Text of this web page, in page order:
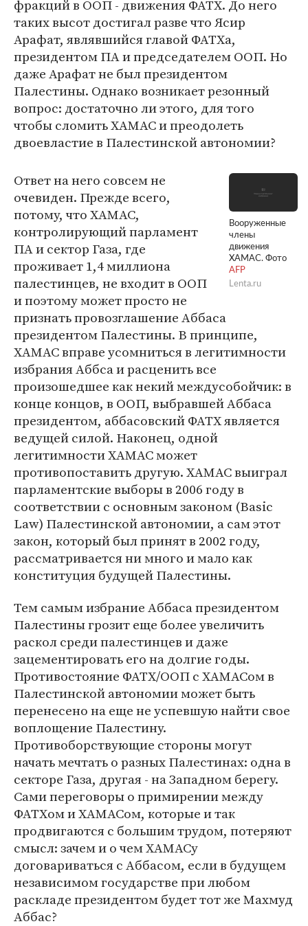
фракций в ООП - движения ФАТХ. До него
таких высот достигал разве что Ясир
Арафат, являвшийся главой ФАТХа,
президентом ПА и председателем ООП. Но
даже Арафат не был президентом
Палестины. Однако возникает резонный
вопрос: достаточно ли этого, для того
чтобы сломить ХАМАС и преодолеть
двоевластие в Палестинской автономии?
Вооруженные
члены
движения
ХАМАС. Фото
AFP
Lenta.ru
Ответ на него совсем не
очевиден. Прежде всего,
потому, что ХАМАС,
контролирующий парламент
ПА и сектор Газа, где
проживает 1,4 миллиона
палестинцев, не входит в ООП
и поэтому может просто не
признать провозглашение Аббаса
президентом Палестины. В принципе,
ХАМАС вправе усомниться в легитимности
избрания Аббса и расценить все
произошедшее как некий междусобойчик: в
конце концов, в ООП, выбравшей Аббаса
президентом, аббасовский ФАТХ является
ведущей силой. Наконец, одной
легитимности ХАМАС может
противопоставить другую. ХАМАС выиграл
парламентские выборы в 2006 году в
соответствии с основным законом (Basic
Law) Палестинской автономии, а сам этот
закон, который был принят в 2002 году,
рассматривается ни много и мало как
конституция будущей Палестины.
Тем самым избрание Аббаса президентом
Палестины грозит еще более увеличить
раскол среди палестинцев и даже
зацементировать его на долгие годы.
Противостояние ФАТХ/ООП с ХАМАСом в
Палестинской автономии может быть
перенесено на еще не успевшую найти свое
воплощение Палестину.
Противоборствующие стороны могут
начать мечтать о разных Палестинах: одна в
секторе Газа, другая - на Западном берегу.
Сами переговоры о примирении между
ФАТХом и ХАМАСом, которые и так
продвигаются с большим трудом, потеряют
смысл: зачем и о чем ХАМАСу
договариваться с Аббасом, если в будущем
независимом государстве при любом
раскладе президентом будет тот же Махмуд
Аббас?